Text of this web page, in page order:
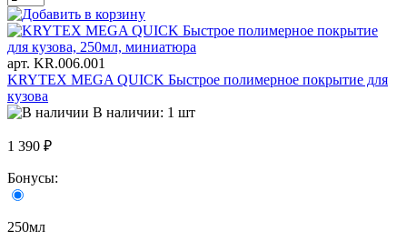
арт. KR.006.001
KRYTEX MEGA QUICK Быстрое полимерное покрытие для
кузова
В наличии: 1 шт
1 390 ₽
Бонусы:
250мл